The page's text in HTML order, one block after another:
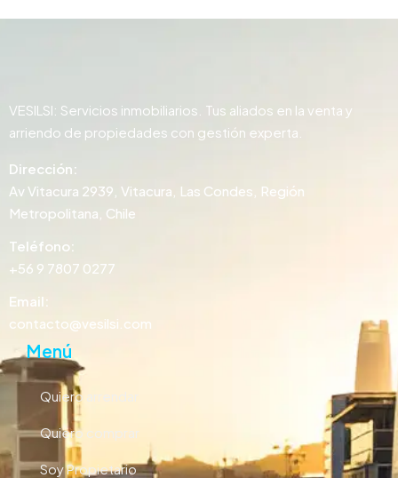
VESILSI: Servicios inmobiliarios. Tus aliados en la venta y
arriendo de propiedades con gestión experta.
Dirección:
Av Vitacura 2939, Vitacura, Las Condes, Región
Metropolitana, Chile
Teléfono:
+56 9 7807 0277
Email:
contacto@vesilsi.com
Menú
Quiero arrendar
Quiero comprar
Soy Propietario